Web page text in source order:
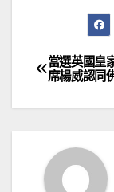
文
章
覽
當選英國皇
席楊威認同